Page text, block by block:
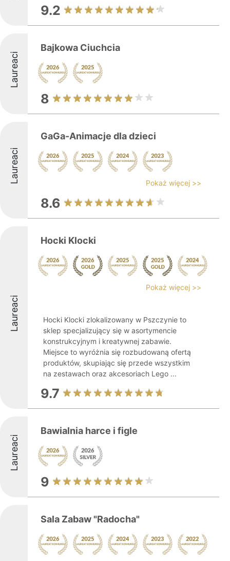
9.2
Laureaci
Bajkowa Ciuchcia
8
Laureaci
GaGa-Animacje dla dzieci
Pokaż więcej >>
8.6
Laureaci
Hocki Klocki
Pokaż więcej >>
Hocki Klocki zlokalizowany w Pszczynie to
sklep specjalizujący się w asortymencie
konstrukcyjnym i kreatywnej zabawie.
Miejsce to wyróżnia się rozbudowaną ofertą
produktów, skupiając się przede wszystkim
na zestawach oraz akcesoriach Lego ...
9.7
Laureaci
Bawialnia harce i figle
9
Sala Zabaw "Radocha"